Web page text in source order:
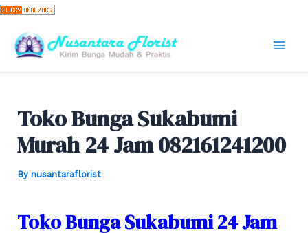
Skip
content
Toko Bunga Sukabumi
Murah 24 Jam 082161241200
By nusantaraflorist
Toko Bunga Sukabumi 24 Jam